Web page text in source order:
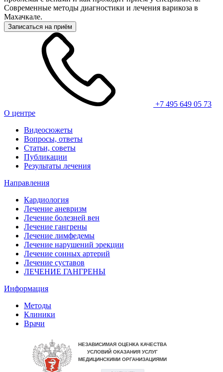
Современные методы диагностики и лечения варикоза в
Махачкале.
Записаться на приём
+7 495 649 05 73
О центре
Видеосюжеты
Вопросы, ответы
Статьи, советы
Публикации
Результаты лечения
Направления
Кардиология
Лечение аневризм
Лечение болезней вен
Лечение гангрены
Лечение лимфедемы
Лечение нарушений эрекции
Лечение сонных артерий
Лечение суставов
ЛЕЧЕНИЕ ГАНГРЕНЫ
Информация
Методы
Клиники
Врачи